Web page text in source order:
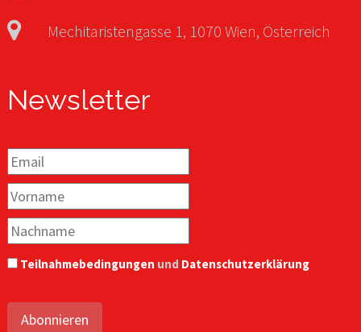
Mechitaristengasse 1, 1070 Wien, Österreich
Newsletter
Teilnahmebedingungen und Datenschutzerklärung
Abonnieren